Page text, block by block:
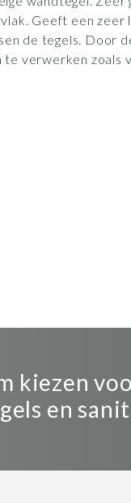
Geeft een
de tegels. Door
verwerken zoals
kiezen
en